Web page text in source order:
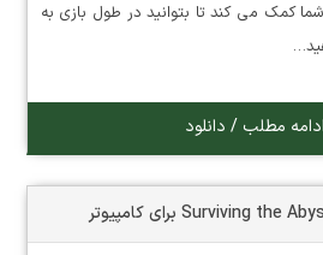
کمک می کند تا بتوانید در طول بازی به
ادامه مطلب / دانلود